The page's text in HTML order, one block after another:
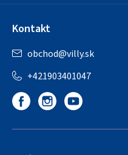
Kontakt
obchod@villy.sk
+421903401047